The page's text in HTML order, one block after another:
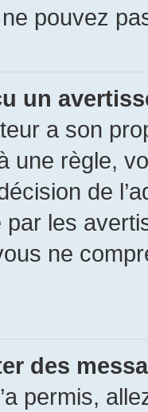
pouvez
un
a son
une règle,
de
par les
ne
des
permis,